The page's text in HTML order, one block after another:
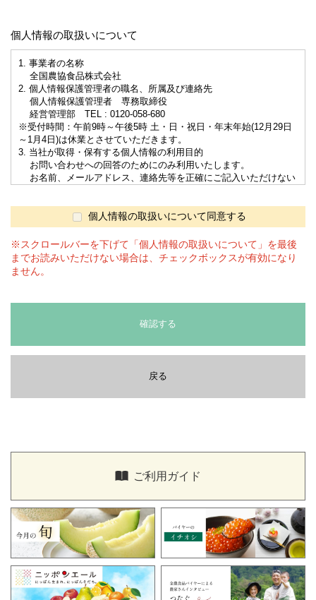
個人情報の取扱いについて
1. 事業者の名称
全国農協食品株式会社
2. 個人情報保護管理者の職名、所属及び連絡先
個人情報保護管理者 専務取締役
経営管理部 TEL : 0120-058-680
※受付時間：午前9時～午後5時 土・日・祝日・年末年始(12月29日
～1月4日)は休業とさせていただきます。
3. 当社が取得・保有する個人情報の利用目的
お問い合わせへの回答のためにのみ利用いたします。
お名前、メールアドレス、連絡先等を正確にご記入いただけない
当サイトでは、第三者に提供することはありません。
5. 個人情報の委託
上記3.の利用目的を達成するため、委託する場合があります。委
託先とは「情報漏洩防止に関する契約書」を交わし、委託する個人
情報の安全管理が図られるよう、委託先に対する必要、かつ、適切
な監督を行ないます。
当社では取得した個人情報について、本人または代理人からの利
用目的の通知、開示、訂正、追加又は削除、利用の停止、消去及び
第三者への提供の停止の求めに応じます。
合せください。
当サイトでは利用者様の識別やサイトの利便性向上のために
もしくは「全農食品オンラインショップ窓口」にご連絡
「全農食品オンラインショップ窓口」
TEL：0120-058-047
FAX：03-3350-2153
メールアドレス：info@zfc-shop.jp
※受付時間：午前9時～午後5時 土・日・祝日・年末年始(12
月29日～1月4日)は休業とさせていただきます。
個人情報の取扱いについて同意する
※スクロールバーを下げて「個人情報の取扱いについて」を最後
までお読みいただけない場合は、チェックボックスが有効になり
ません。
確認する
戻る
ご利用ガイド